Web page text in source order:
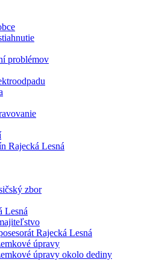
problémov
Rajecká Lesná
zbor
Lesná
Rajecká Lesná
úpravy
úpravy okolo dediny